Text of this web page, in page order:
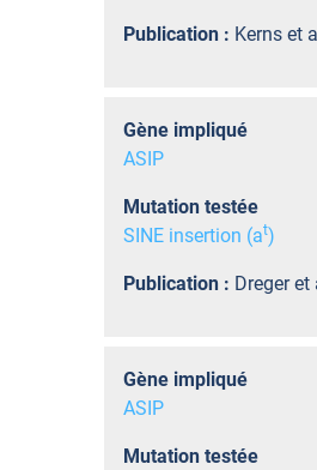
Publication : Kerns et
Gène impliqué
ASIP
Mutation testée
SINE insertion (at)
Publication : Dreger
Gène impliqué
ASIP
Mutation testée